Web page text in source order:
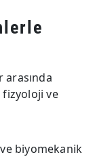
ve
biyomekanik